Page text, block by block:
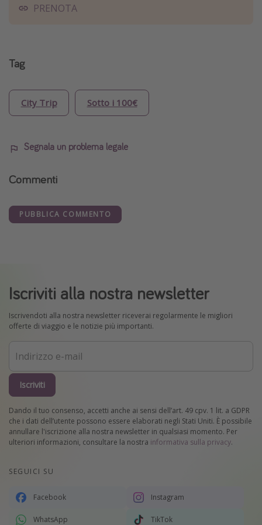
PRENOTA
Tag
City Trip Sotto i 100€
Segnala un problema legale
Commenti
PUBBLICA COMMENTO
Iscriviti alla nostra newsletter
Iscrivendoti alla nostra newsletter riceverai regolarmente le migliori
offerte di viaggio e le notizie più importanti.
Iscriviti
Dando il tuo consenso, accetti anche ai sensi dell’art. 49 cpv. 1 lit. a GDPR
che i dati dell’utente possono essere elaborati negli Stati Uniti. È possibile
annullare l'iscrizione alla nostra newsletter in qualsiasi momento. Per
ulteriori informazioni, consultare la nostra informativa sulla privacy.
SEGUICI SU
Facebook Instagram
WhatsApp TikTok